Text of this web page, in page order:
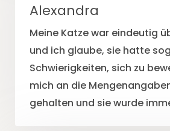
Alexandra
Meine Katze war eindeutig
und ich glaube, sie hatte
Schwierigkeiten, sich zu
mich an die
gehalten und sie wurde